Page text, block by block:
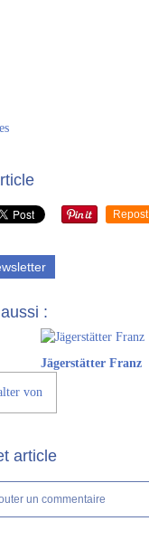
Repost
:
Jägerstätter Franz
von
article
un commentaire